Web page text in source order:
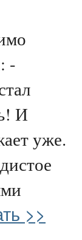
-
И
уже.
>>